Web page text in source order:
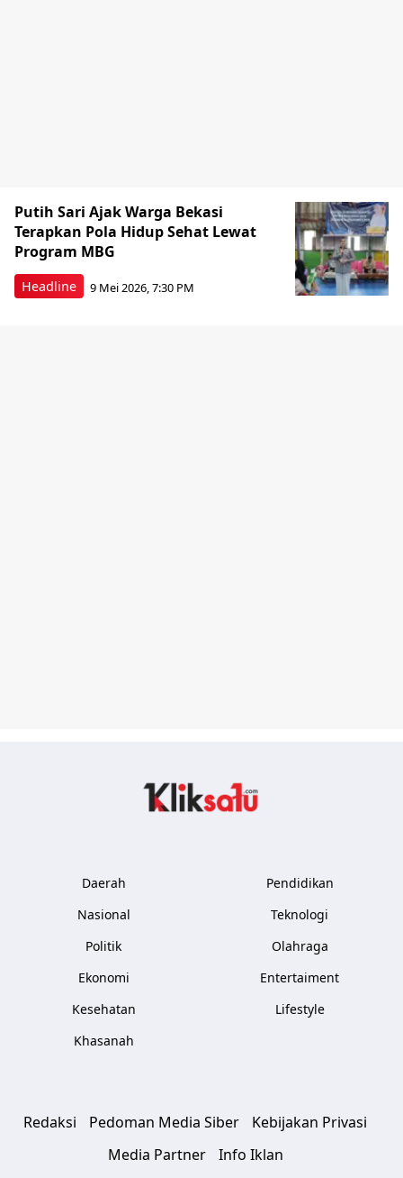
Headline
Putih Sari Ajak Warga Bekasi
Terapkan Pola Hidup Sehat Lewat
Program MBG
9 Mei 2026, 7:30 PM
Daerah
Nasional
Politik
Ekonomi
Kesehatan
Khasanah
Pendidikan
Teknologi
Olahraga
Entertaiment
Lifestyle
Redaksi Pedoman Media Siber
Kebijakan Privasi
Media Partner
Info Iklan